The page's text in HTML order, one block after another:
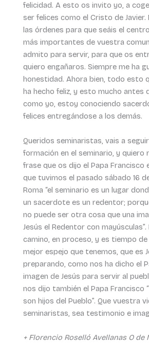
felicidad. A esto os invito yo, a
ser felices como el Cristo de
las órdenes para que seáis el
más importantes de vuestra
admito para servir, para que os
quiero engañaros. Siempre me ha
honestidad. Ahora bien, todo esto
ha hecho feliz, y esto mucho antes
como yo, estoy conociendo
felices entregándose a los demás.
Queridos seminaristas, vais a
formación en el seminario, y quiero
frase que os dijo el Papa Francisco
que tuvimos el pasado sábado 16
Roma “el seminario es un lugar
un sacerdote es un redentor;
no puede ser otra cosa que una
Jesús el Redentor con mayúsculas”.
camino, en proceso, y es tiempo
mejor espejo que tenemos, que es
preparando, como nos ha dicho el
imagen de Jesús para servir al
nos dijo también el Papa Francisco
son hijos del Pueblo”. Que vuestra
seminaristas, sea testimonio e
+ Florencio Roselló Avellanas O de